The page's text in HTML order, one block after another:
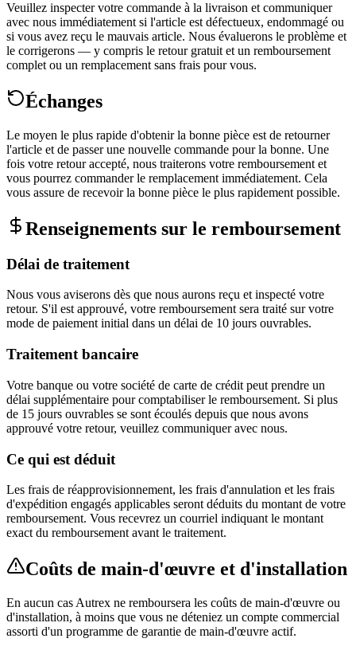
Veuillez inspecter votre commande à la livraison et communiquer
avec nous immédiatement si l'article est défectueux, endommagé ou
si vous avez reçu le mauvais article. Nous évaluerons le problème et
le corrigerons — y compris le retour gratuit et un remboursement
complet ou un remplacement sans frais pour vous.
Échanges
Le moyen le plus rapide d'obtenir la bonne pièce est de retourner
l'article et de passer une nouvelle commande pour la bonne. Une
fois votre retour accepté, nous traiterons votre remboursement et
vous pourrez commander le remplacement immédiatement. Cela
vous assure de recevoir la bonne pièce le plus rapidement possible.
Renseignements sur le remboursement
Délai de traitement
Nous vous aviserons dès que nous aurons reçu et inspecté votre
retour. S'il est approuvé, votre remboursement sera traité sur votre
mode de paiement initial dans un délai de 10 jours ouvrables.
Traitement bancaire
Votre banque ou votre société de carte de crédit peut prendre un
délai supplémentaire pour comptabiliser le remboursement. Si plus
de 15 jours ouvrables se sont écoulés depuis que nous avons
approuvé votre retour, veuillez communiquer avec nous.
Ce qui est déduit
Les frais de réapprovisionnement, les frais d'annulation et les frais
d'expédition engagés applicables seront déduits du montant de votre
remboursement. Vous recevrez un courriel indiquant le montant
exact du remboursement avant le traitement.
Coûts de main-d'œuvre et d'installation
En aucun cas Autrex ne remboursera les coûts de main-d'œuvre ou
d'installation, à moins que vous ne déteniez un compte commercial
assorti d'un programme de garantie de main-d'œuvre actif.